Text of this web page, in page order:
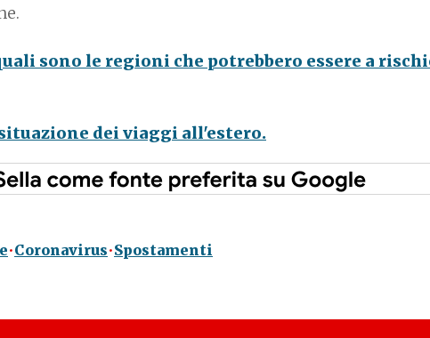
sono le regioni che potrebbero essere a
dei viaggi all'estero.
Coronavirus Spostamenti